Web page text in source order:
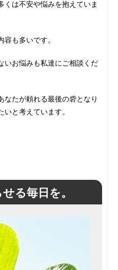
くは不安や悩みを抱えていま
も多いです。
いお悩みも私達にご相談くだ
なたが頼れる最後の砦となり
と考えています。
る毎日を。